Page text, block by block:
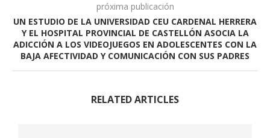
próxima publicación
UN ESTUDIO DE LA UNIVERSIDAD CEU CARDENAL HERRERA
Y EL HOSPITAL PROVINCIAL DE CASTELLÓN ASOCIA LA
ADICCIÓN A LOS VIDEOJUEGOS EN ADOLESCENTES CON LA
BAJA AFECTIVIDAD Y COMUNICACIÓN CON SUS PADRES
RELATED ARTICLES